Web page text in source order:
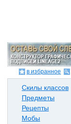
в избранное
Скилы классов
Предметы
Рецепты
Мобы